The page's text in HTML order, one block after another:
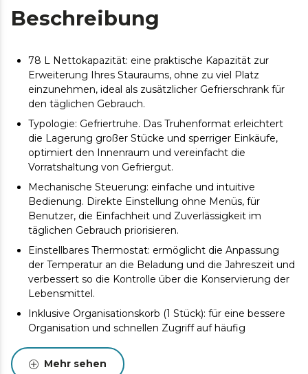
Beschreibung
78 L Nettokapazität: eine praktische Kapazität zur
Erweiterung Ihres Stauraums, ohne zu viel Platz
einzunehmen, ideal als zusätzlicher Gefrierschrank für
den täglichen Gebrauch.
Typologie: Gefriertruhe. Das Truhenformat erleichtert
die Lagerung großer Stücke und sperriger Einkäufe,
optimiert den Innenraum und vereinfacht die
Vorratshaltung von Gefriergut.
Mechanische Steuerung: einfache und intuitive
Bedienung. Direkte Einstellung ohne Menüs, für
Benutzer, die Einfachheit und Zuverlässigkeit im
täglichen Gebrauch priorisieren.
Einstellbares Thermostat: ermöglicht die Anpassung
der Temperatur an die Beladung und die Jahreszeit und
verbessert so die Kontrolle über die Konservierung der
Lebensmittel.
Inklusive Organisationskorb (1 Stück): für eine bessere
Organisation und schnellen Zugriff auf häufig
hinteren Bereich suchen zu müssen.
Mehr sehen